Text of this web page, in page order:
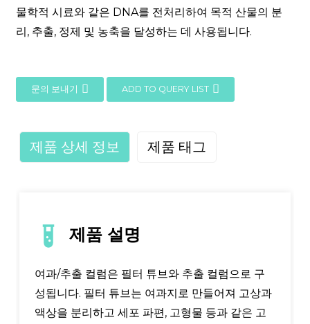
물학적 시료와 같은 DNA를 전처리하여 목적 산물의 분
리, 추출, 정제 및 농축을 달성하는 데 사용됩니다.
문의 보내기 ADD TO QUERY LIST
제품 상세 정보 제품 태그
제품 설명
여과/추출 컬럼은 필터 튜브와 추출 컬럼으로 구
성됩니다. 필터 튜브는 여과지로 만들어져 고상과
액상을 분리하고 세포 파편, 고형물 등과 같은 고